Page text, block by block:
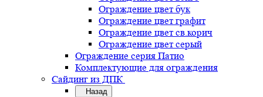
Ограждение цвет бук
Ограждение цвет графит
Ограждение цвет св.корич
Ограждение цвет серый
Ограждение серия Патио
Комплектующие для ограждения
Сайдинг из ДПК
Назад